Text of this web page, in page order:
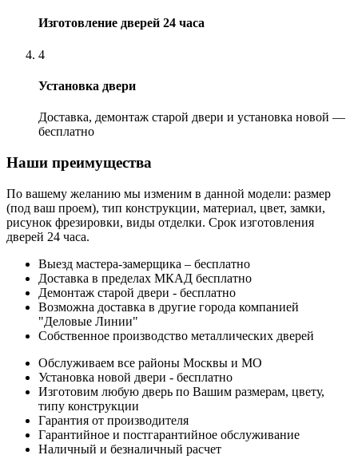
Изготовление дверей 24 часа
4
Установка двери
Доставка, демонтаж старой двери и установка новой —
бесплатно
Наши преимущества
По вашему желанию мы изменим в данной модели: размер
(под ваш проем), тип конструкции, материал, цвет, замки,
рисунок фрезировки, виды отделки. Срок изготовления
дверей 24 часа.
Выезд мастера-замерщика – бесплатно
Доставка в пределах МКАД бесплатно
Демонтаж старой двери - бесплатно
Возможна доставка в другие города компанией
"Деловые Линии"
Собственное производство металлических дверей
Обслуживаем все районы Москвы и МО
Установка новой двери - бесплатно
Изготовим любую дверь по Вашим размерам, цвету,
типу конструкции
Гарантия от производителя
Гарантийное и постгарантийное обслуживание
Наличный и безналичный расчет